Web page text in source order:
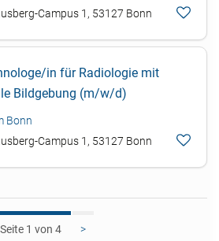
Campus 1, 53127 Bonn
in für Radiologie mit
Bildgebung (m/w/d)
Bonn
Campus 1, 53127 Bonn
1 >